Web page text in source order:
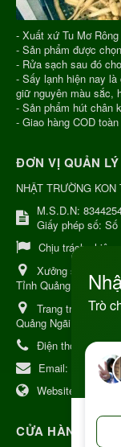
- Xuất xứ Tu Mơ
- Sản phẩm được
- Rửa sạch sau đó
- Sấy lạnh hiện nay
giữ nguyên màu sắc,
- Sản phẩm hút chân
- Giao hàng COD
ĐƠN VỊ QUẢN LÝ
NHẬT TRƯỜNG KON
M.S.D.N:
Giấy phép số:
Chịu trách nhiệm:
Xưởng sản xuất:
Tỉnh Quảng Ngải
Trang trại Dược
Quảng Ngãi
Điện thoại:+84
Email:
Website:
CỬA HÀNG GIỚI